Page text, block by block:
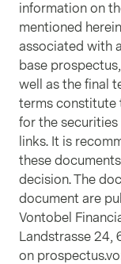
information on
mentioned
associated with
base
well as the final
terms constitute
for the
links. It is
these
decision. The
document are
Vontobel
Landstrasse 24,
on